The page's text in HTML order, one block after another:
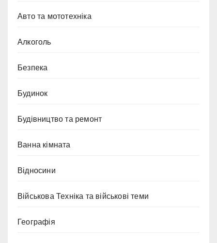
Авто та мототехніка
Алкоголь
Безпека
Будинок
Будівництво та ремонт
Ванна кімната
Відносини
Військова Техніка та військові теми
Географія